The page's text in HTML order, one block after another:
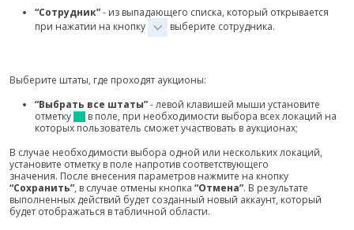
“Сотрудник”- из выпадающего списка, который открывается
при нажатии на кнопку
выберите сотрудника.
Выберите штаты, где проходят аукционы:
“Выбрать все штаты”- левой клавишей мыши установите
отметку
в поле, при необходимости выбора всех локаций на
которых пользователь сможет участвовать в аукционах;
В случае необходимости выбора одной или нескольких локаций,
установите отметку в поле напротив соответствующего
значения. После внесения параметров нажмите на кнопку
“Сохранить”, в случае отмены кнопка “Отмена”. В результате
выполненных действий будет созданный новый аккаунт, который
будет отображаться в табличной области.